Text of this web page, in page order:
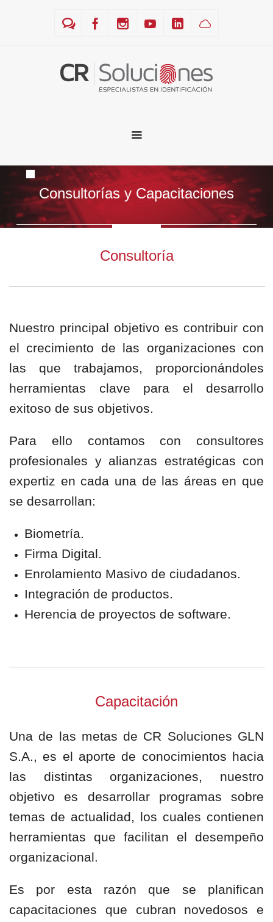
Consultorías y Capacitaciones
Consultoría
Nuestro principal objetivo es contribuir con
el crecimiento de las organizaciones con
las que trabajamos, proporcionándoles
herramientas clave para el desarrollo
exitoso de sus objetivos.
Para ello contamos con consultores
profesionales y alianzas estratégicas con
expertiz en cada una de las áreas en que
se desarrollan:
Biometría.
Firma Digital.
Enrolamiento Masivo de ciudadanos.
Integración de productos.
Herencia de proyectos de software.
Capacitación
Una de las metas de CR Soluciones GLN
S.A., es el aporte de conocimientos hacia
las distintas organizaciones, nuestro
objetivo es desarrollar programas sobre
temas de actualidad, los cuales contienen
herramientas que facilitan el desempeño
organizacional.
Es por esta razón que se planifican
capacitaciones que cubran novedosos e